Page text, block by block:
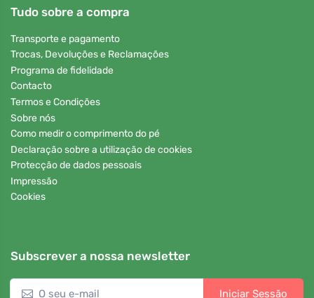
Tudo sobre a compra
Transporte e pagamento
Trocas, Devoluções e Reclamações
Programa de fidelidade
Contacto
Termos e Condições
Sobre nós
Como medir o comprimento do pé
Declaração sobre a utilização de cookies
Protecção de dados pessoais
Impressão
Cookies
Subscrever a nossa newsletter
Iniciar Sessão